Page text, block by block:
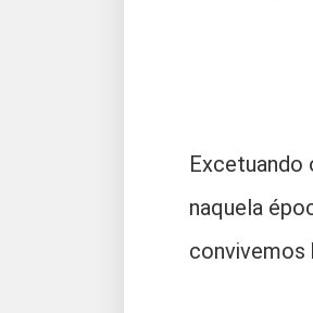
Excetuando
naquela
convivemos